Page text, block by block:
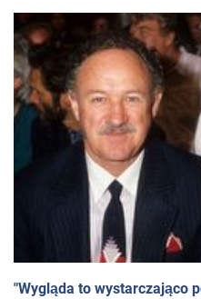
"Wygląda to wystarczająco